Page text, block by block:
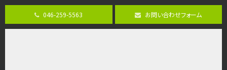
3,598万円
4ＬＤＫ
長後駅
046-259-5563 お問い合わせフォーム